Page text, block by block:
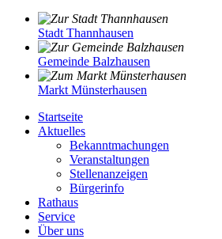
Stadt Thannhausen
Gemeinde Balzhausen
Markt Münsterhausen
Startseite
Aktuelles
Bekanntmachungen
Veranstaltungen
Stellenanzeigen
Bürgerinfo
Rathaus
Service
Über uns